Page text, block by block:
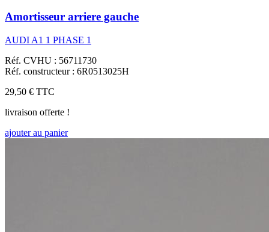
Amortisseur arriere gauche
AUDI A1 1 PHASE 1
Réf. CVHU : 56711730
Réf. constructeur : 6R0513025H
29,50 € TTC
livraison offerte !
ajouter au panier